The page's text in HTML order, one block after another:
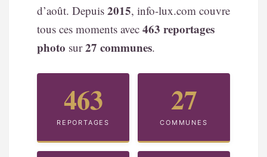
d’août. Depuis 2015, info-lux.com couvre
tous ces moments avec 463 reportages
photo sur27 communes.
463
REPORTAGES
27
COMMUNES